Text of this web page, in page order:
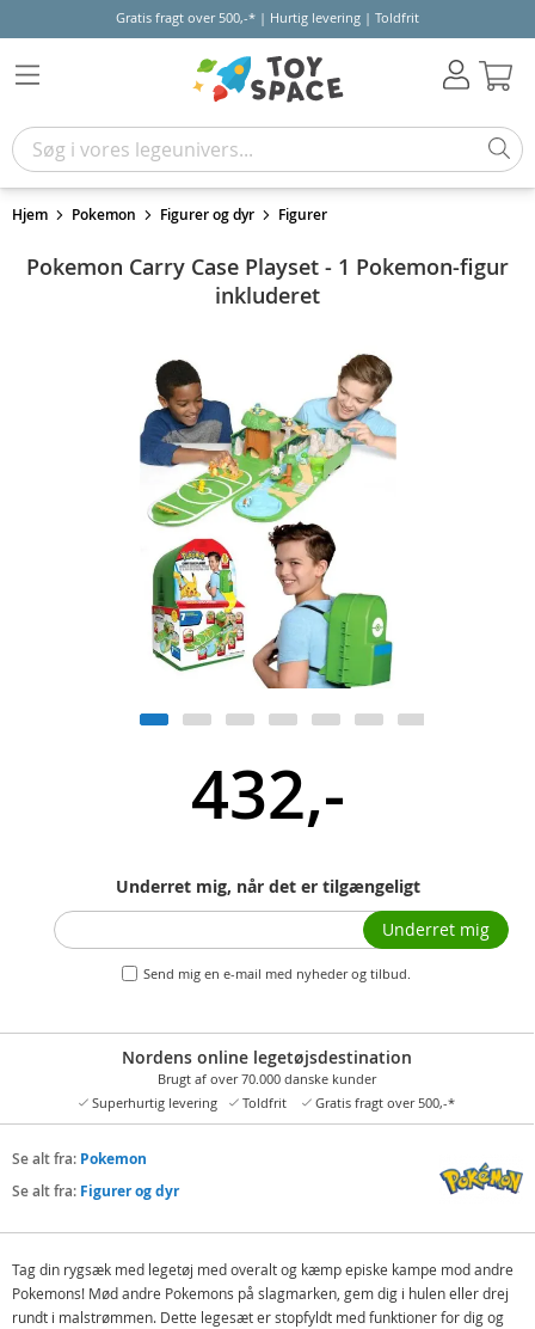
Gratis fragt over 500,-* | Hurtig levering | Toldfrit
Hjem Pokemon Figurer og dyr Figurer
Pokemon Carry Case Playset - 1 Pokemon-figur
inkluderet
432,-
Underret mig, når det er tilgængeligt
Send mig en e-mail med nyheder og tilbud.
Underret mig
Nordens online legetøjsdestination
Brugt af over 70.000 danske kunder
Superhurtig levering
Toldfrit Gratis fragt over 500,-*
Se alt fra: Pokemon
Se alt fra: Figurer og dyr
Tag din rygsæk med legetøj med overalt og kæmp episke kampe mod andre
Pokemons! Mød andre Pokemons på slagmarken, gem dig i hulen eller drej
rundt i malstrømmen. Dette legesæt er stopfyldt med funktioner for dig og